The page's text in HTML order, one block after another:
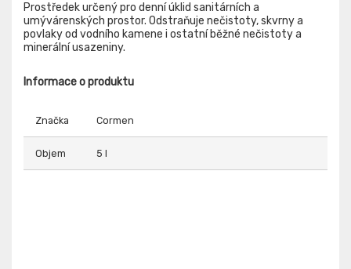
Prostředek určený pro denní úklid sanitárních a
umývárenských prostor. Odstraňuje nečistoty, skvrny a
povlaky od vodního kamene i ostatní běžné nečistoty a
minerální usazeniny.
Informace o produktu
Značka Cormen
Objem 5 l